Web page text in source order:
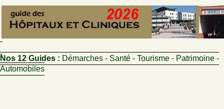
Nos 12 Guides : Démarches - Santé - Tourisme - Patrimoine -
Automobiles